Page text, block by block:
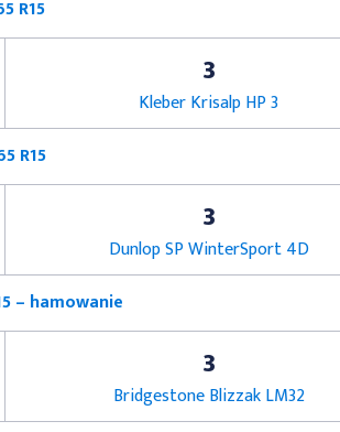
R15
3
Kleber Krisalp HP 3
R15
3
Dunlop SP WinterSport 4D
– hamowanie
3
Bridgestone Blizzak LM32